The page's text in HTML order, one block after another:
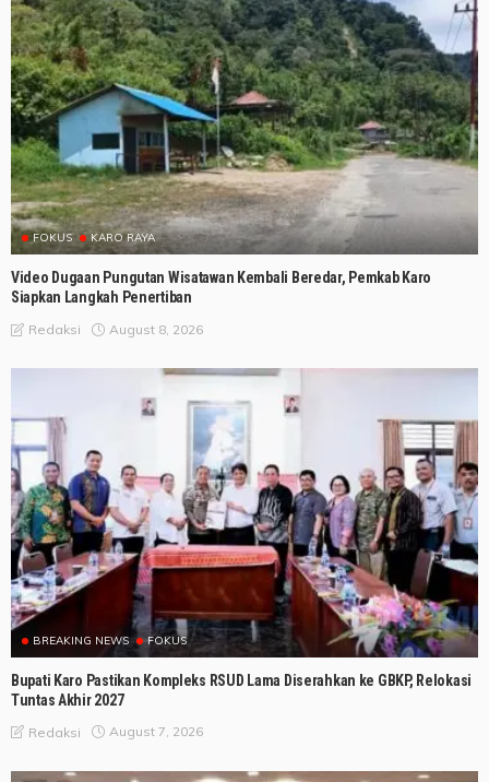
FOKUS KARO RAYA
Video Dugaan Pungutan Wisatawan Kembali Beredar, Pemkab Karo
Siapkan Langkah Penertiban
Redaksi August 8, 2026
BREAKING NEWS FOKUS
Bupati Karo Pastikan Kompleks RSUD Lama Diserahkan ke GBKP, Relokasi
Tuntas Akhir 2027
Redaksi August 7, 2026